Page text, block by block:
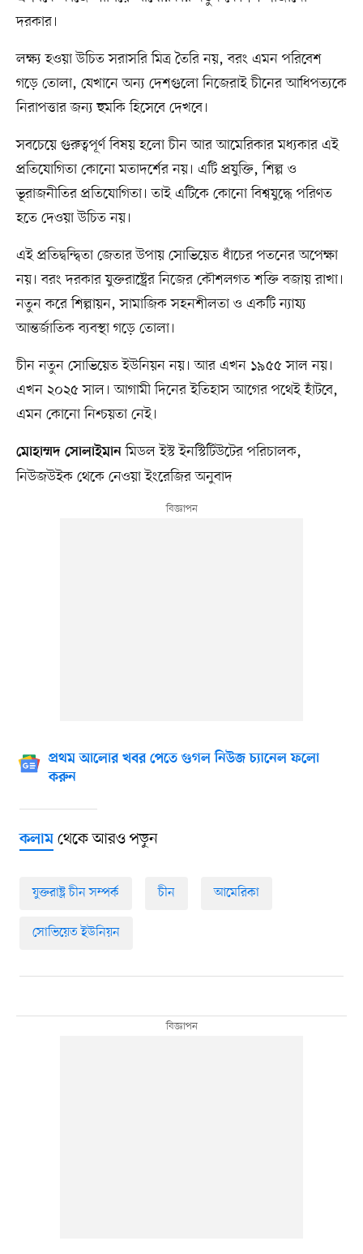
দরকার।
লক্ষ্য হওয়া উচিত সরাসরি মিত্র তৈরি নয়, বরং এমন পরিবেশ
গড়ে তোলা, যেখানে অন্য দেশগুলো নিজেরাই চীনের আধিপত্যকে
নিরাপত্তার জন্য হুমকি হিসেবে দেখবে।
সবচেয়ে গুরুত্বপূর্ণ বিষয় হলো চীন আর আমেরিকার মধ্যকার এই
প্রতিযোগিতা কোনো মতাদর্শের নয়। এটি প্রযুক্তি, শিল্প ও
ভূরাজনীতির প্রতিযোগিতা। তাই এটিকে কোনো বিশ্বযুদ্ধে পরিণত
হতে দেওয়া উচিত নয়।
এই প্রতিদ্বন্দ্বিতা জেতার উপায় সোভিয়েত ধাঁচের পতনের অপেক্ষা
নয়। বরং দরকার যুক্তরাষ্ট্রের নিজের কৌশলগত শক্তি বজায় রাখা।
নতুন করে শিল্পায়ন, সামাজিক সহনশীলতা ও একটি ন্যায্য
আন্তর্জাতিক ব্যবস্থা গড়ে তোলা।
চীন নতুন সোভিয়েত ইউনিয়ন নয়। আর এখন ১৯৫৫ সাল নয়।
এখন ২০২৫ সাল। আগামী দিনের ইতিহাস আগের পথেই হাঁটবে,
এমন কোনো নিশ্চয়তা নেই।
মোহাম্মদ সোলাইমানমিডল ইস্ট ইনস্টিটিউটের পরিচালক,
নিউজউইক থেকে নেওয়া ইংরেজির অনুবাদ
প্রথম আলোর খবর পেতে গুগল নিউজ চ্যানেল ফলো
করুন
কলামথেকে আরও পড়ুন
যুক্তরাষ্ট্র চীন সম্পর্ক চীন আমেরিকা
সোভিয়েত ইউনিয়ন